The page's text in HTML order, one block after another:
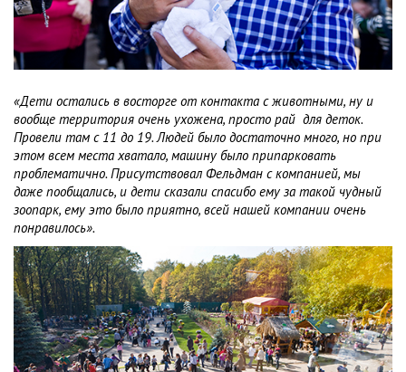
«Дети остались в восторге от контакта с животными, ну и
вообще территория очень ухожена, просто рай для деток.
Провели там с 11 до 19. Людей было достаточно много, но при
этом всем места хватало, машину было припарковать
проблематично. Присутствовал Фельдман с компанией, мы
даже пообщались, и дети сказали спасибо ему за такой чудный
зоопарк, ему это было приятно, всей нашей компании очень
понравилось».